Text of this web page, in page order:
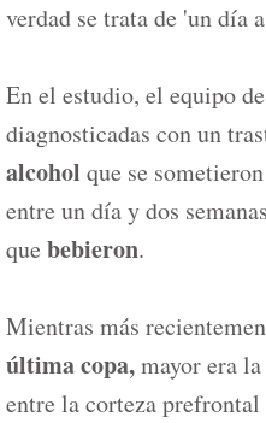
verdad se trata de 'un día
En el estudio, el equipo
diagnosticadas con un
alcohol que se
entre un día y dos
que bebieron.
Mientras más
última copa,mayor era
entre la corteza